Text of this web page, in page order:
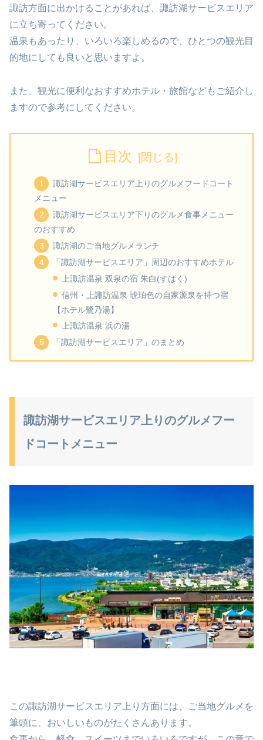
諏訪方面に出かけることがあれば、諏訪湖サービスエリア
に立ち寄ってください。
温泉もあったり、いろいろ楽しめるので、ひとつの観光目
的地にしても良いと思いますよ。
また、観光に便利なおすすめホテル・旅館などもご紹介し
ますので参考にしてください。
目次
諏訪湖サービスエリア上りのグルメフードコート
メニュー
諏訪湖サービスエリア下りのグルメ食事メニュー
のおすすめ
諏訪湖のご当地グルメランチ
「諏訪湖サービスエリア」周辺のおすすめホテル
上諏訪温泉 双泉の宿 朱白(すはく)
信州・上諏訪温泉 琥珀色の自家源泉を持つ宿
【ホテル鷺乃湯】
上諏訪温泉 浜の湯
「諏訪湖サービスエリア」のまとめ
諏訪湖サービスエリア上りのグルメフー
ドコートメニュー
この諏訪湖サービスエリア上り方面には、ご当地グルメを
筆頭に、おいしいものがたくさんあります。